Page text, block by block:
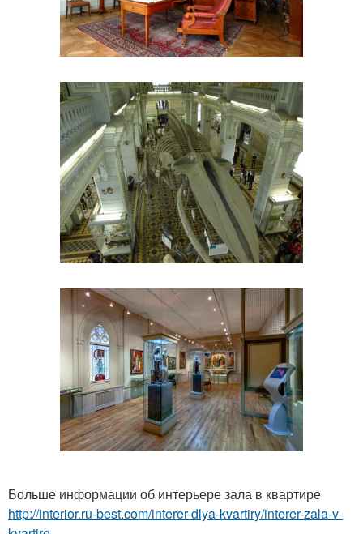
Больше информации об интерьере зала в квартире
http://interior.ru-best.com/interer-dlya-kvartiry/interer-zala-v-